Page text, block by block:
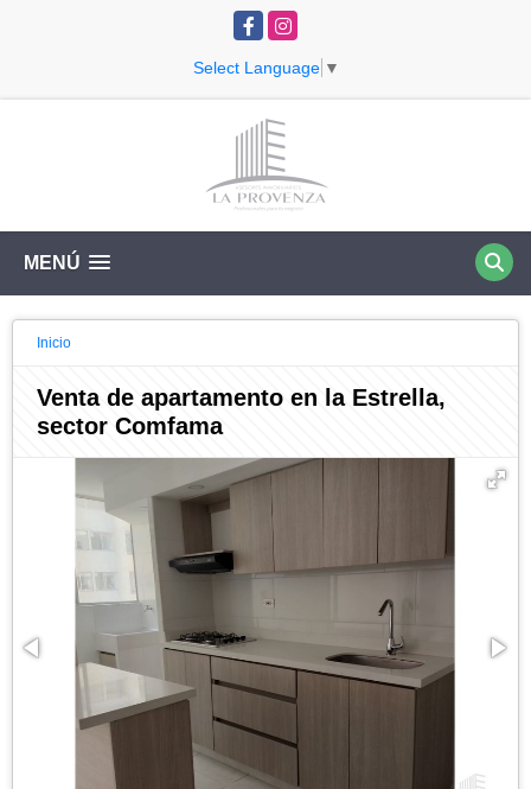
FacebookInstagram
Select Language ▼
MENÚ
Inicio
Venta de apartamento en la Estrella,
sector Comfama